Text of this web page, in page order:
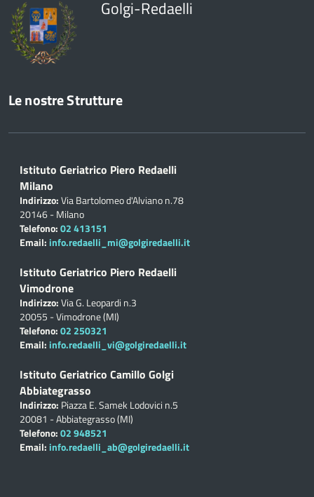
Golgi-Redaelli
Le nostre Strutture
Istituto Geriatrico Piero Redaelli
Milano
Indirizzo:Via Bartolomeo d'Alviano n.78
20146 - Milano
Telefono:02 413151
Email: info.redaelli_mi@golgiredaelli.it
Istituto Geriatrico Piero Redaelli
Vimodrone
Indirizzo:Via G. Leopardi n.3
20055 - Vimodrone (MI)
Telefono:02 250321
Email: info.redaelli_vi@golgiredaelli.it
Istituto Geriatrico Camillo Golgi
Abbiategrasso
Indirizzo: Piazza E. Samek Lodovici n.5
20081 - Abbiategrasso (MI)
Telefono:02 948521
Email: info.redaelli_ab@golgiredaelli.it